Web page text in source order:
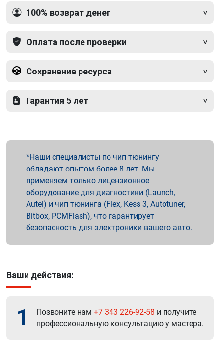
100% возврат денег
Оплата после проверки
Сохранение ресурса
Гарантия 5 лет
Наши специалисты по чип тюнингу
обладают опытом более 8 лет. Мы
применяем только лицензионное
оборудование для диагностики (Launch,
Autel) и чип тюнинга (Flex, Kess 3, Autotuner,
Bitbox, PCMFlash), что гарантирует
безопасность для электроники вашего авто.
Ваши действия:
1 Позвоните нам +7 343 226-92-58 и получите
профессиональную консультацию у мастера.